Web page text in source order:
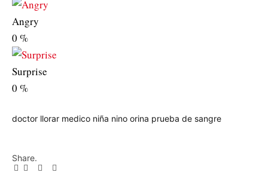
Angry
0 %
Surprise
0 %
doctor llorar medico niña nino orina prueba de sangre
Share.
Facebook
TwitterPinterest
LinkedIn
Tumblr
Email